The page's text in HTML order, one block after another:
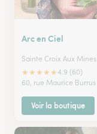
Arc en Ciel
Sainte Croix Aux Mines
★★★★★4.9 (60)
60, rue Maurice Burrus
Voir la boutique